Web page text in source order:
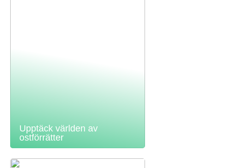
Upptäck världen av
ostförrätter